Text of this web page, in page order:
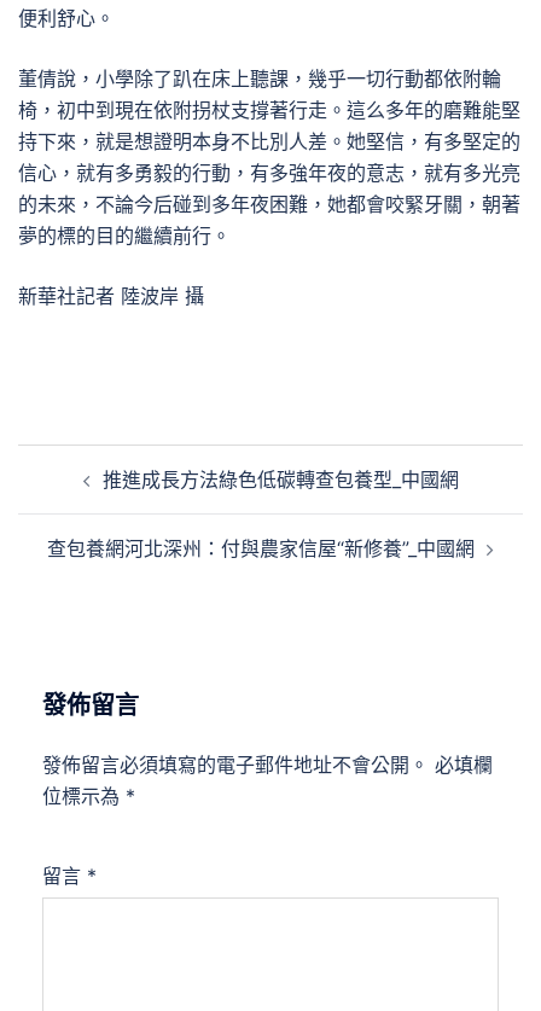
便利舒心。
董倩說，小學除了趴在床上聽課，幾乎一切行動都依附輪
椅，初中到現在依附拐杖支撐著行走。這么多年的磨難能堅
持下來，就是想證明本身不比別人差。她堅信，有多堅定的
信心，就有多勇毅的行動，有多強年夜的意志，就有多光亮
的未來，不論今后碰到多年夜困難，她都會咬緊牙關，朝著
夢的標的目的繼續前行。
新華社記者 陸波岸 攝
推進成長方法綠色低碳轉查包養型_中國網
查包養網河北深州：付與農家信屋“新修養”_中國網
發佈留言
發佈留言必須填寫的電子郵件地址不會公開。 必填欄
位標示為 *
留言 *